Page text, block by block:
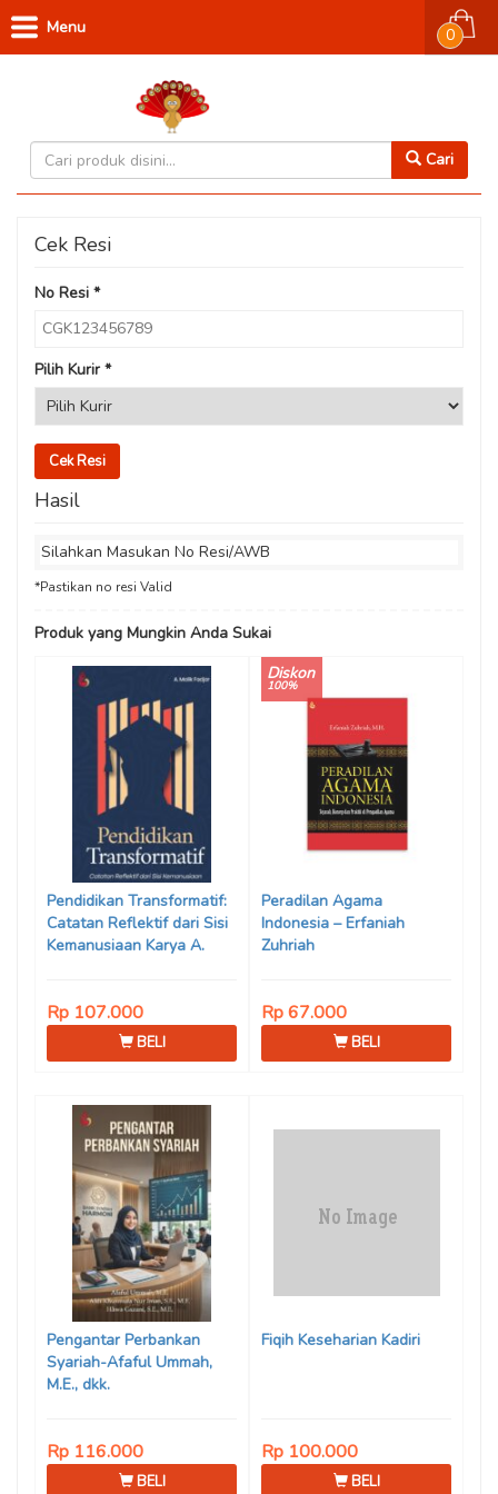
Cari
0
Menu
Cek Resi
No Resi *
Pilih Kurir*
Cek Resi
Hasil
Silahkan Masukan No Resi/AWB
*Pastikan no resi Valid
Produk yang Mungkin Anda Sukai
Pendidikan Transformatif:
Catatan Reflektif dari Sisi
Kemanusiaan Karya A.
Rp 107.000
BELI
Diskon
100%
Peradilan Agama
Indonesia – Erfaniah
Zuhriah
Rp 67.000
BELI
Pengantar Perbankan
Syariah-Afaful Ummah,
M.E., dkk.
Rp 116.000
BELI
Fiqih Keseharian Kadiri
Rp 100.000
BELI